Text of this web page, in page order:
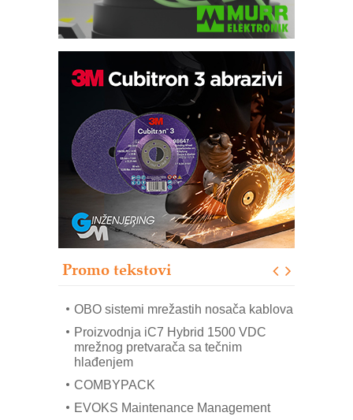
Promo tekstovi
Potpuna efikasnost bez složenih
sistema
Trajna oznaka kao dugoročna korist
Bezbednost na prvom mestu!
IB BLUMENAUER - više od 40 godina
poverenja u industriji
RMQ-TITAN ADVANCED INDICATOR
– Pametna signalizacija za efikasnije
upravljanje mašinama
Mitutoyo Crysta-Apex V PLUS: Nova
OBO sistemi mrežastih nosača kablova
Proizvodnja iC7 Hybrid 1500 VDC
mrežnog pretvarača sa tečnim
hlađenjem
COMBYPACK
EVOKS Maintenance Management